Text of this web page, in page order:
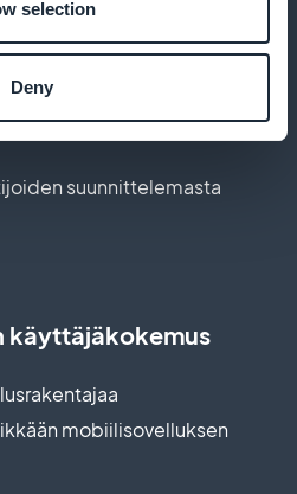
selection
Deny
suunnittelemasta
käyttäjäkokemus
mobiilisovelluksen